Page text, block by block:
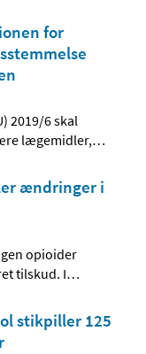
for
2019/6 skal
lægemidler,…
ændringer i
opioider
tilskud. I…
stikpiller 125